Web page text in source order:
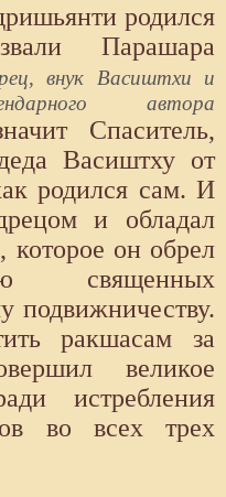
родился
Парашара
внук Васиштхи и
автора
Спаситель,
Васиштху от
родился сам. И
и обладал
которое он обрел
священных
подвижничеству.
ракшасам за
великое
истребления
во всех трех